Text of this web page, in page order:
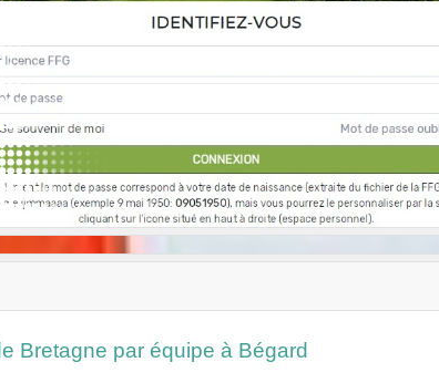
Bretagne par équipe à Bégard